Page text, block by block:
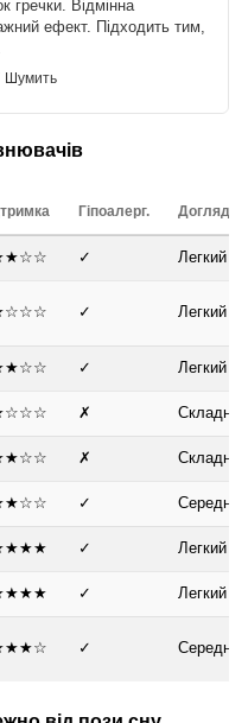
гречки. Відмінна
ефект. Підходить тим,
Шумить
Гіпоалерг. Догляд
✓ Легкий
✓ Легкий
✓ Легкий
✗ Складний
✗ Складний
✓ Середній
✓ Легкий
✓ Легкий
✓ Середній